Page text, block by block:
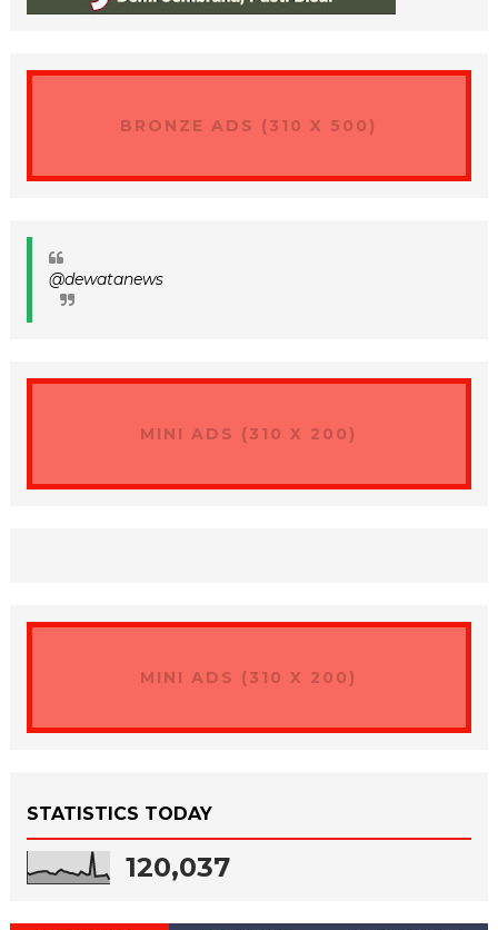
BRONZE ADS (310 X 500)
@dewatanews
MINI ADS (310 X 200)
MINI ADS (310 X 200)
STATISTICS TODAY
120,037